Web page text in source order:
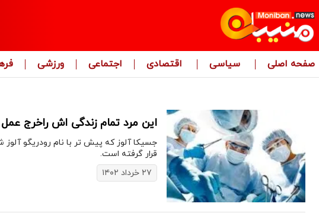
صفحه اصلی سیاسی اقتصادی اجتماعی ورزشی
این مرد تمام زندگی اش راخرج
جسیکا آلوز که پیش تر با نام رودریگو
قرار گرفته است.
۲۷ خرداد ۱۴۰۲